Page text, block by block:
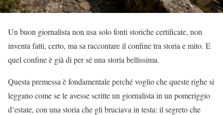
Un buon giornalista non usa solo fonti storiche certificate, non
inventa fatti, certo, ma sa raccontare il confine tra storia e mito. E
quel confine è già di per sé una storia bellissima.
Questa premessa è fondamentale perché voglio che queste righe si
leggano come se le avesse scritte un giornalista in un pomeriggio
d’estate, con una storia che gli bruciava in testa: il segreto che